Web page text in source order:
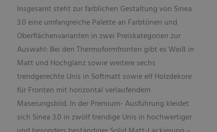
Insgesamt steht zur farblichen Gestaltung von Sinea
3.0 eine umfangreiche Palette an Farbtönen und
Oberflächenvarianten in zwei Preiskategorien zur
Auswahl: Bei den Thermoformfronten gibt es Weiß in
Matt und Hochglanz sowie weitere sechs
trendgerechte Unis in Softmatt sowie elf Holzdekore
für Fronten mit horizontal verlaufendem
Maserungsbild. In der Premium- Ausführung kleidet
sich Sinea 3.0 in zwölf trendige Unis in hochwertiger